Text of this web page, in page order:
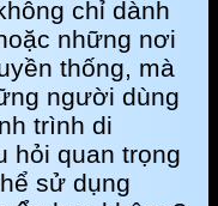
chỉ dành
những nơi
thống, mà
người dùng
trình di
hỏi quan trọng
sử dụng